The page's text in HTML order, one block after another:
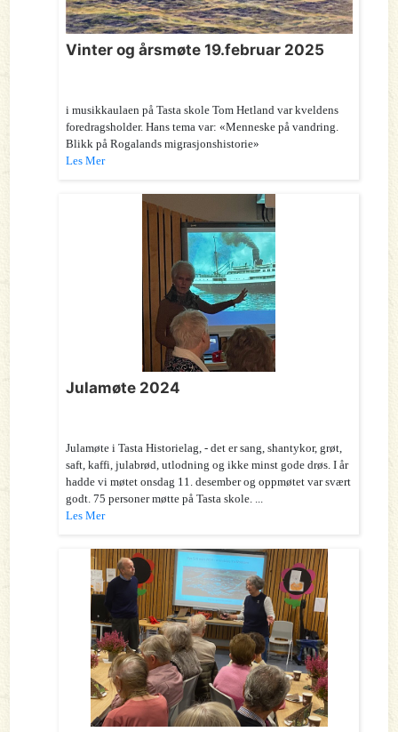
Vinter og årsmøte 19.februar 2025
i musikkaulaen på Tasta skole Tom Hetland var kveldens
foredragsholder. Hans tema var: «Menneske på vandring.
Blikk på Rogalands migrasjonshistorie»
Les Mer
Julamøte 2024
Julamøte i Tasta Historielag, - det er sang, shantykor, grøt,
saft, kaffi, julabrød, utlodning og ikke minst gode drøs. I år
hadde vi møtet onsdag 11. desember og oppmøtet var svært
godt. 75 personer møtte på Tasta skole. ...
Les Mer